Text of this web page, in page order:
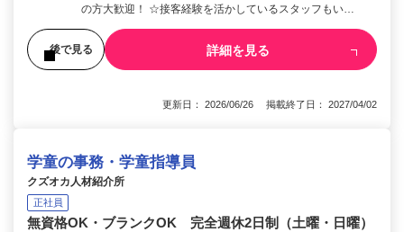
の方大歓迎！ ☆接客経験を活かしているスタッフもい…
後で見る 詳細を見る
更新日： 2026/06/26 掲載終了日： 2027/04/02
学童の事務・学童指導員
クズオカ人材紹介所
正社員
無資格OK・ブランクOK 完全週休2日制（土曜・日曜）